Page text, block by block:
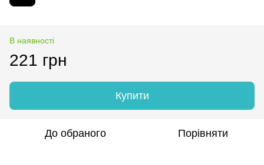
В наявності
221 грн
Купити
До обраного Порівняти